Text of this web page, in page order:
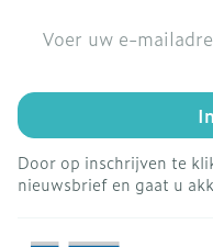
Door op inschrijven te
nieuwsbrief en gaat u